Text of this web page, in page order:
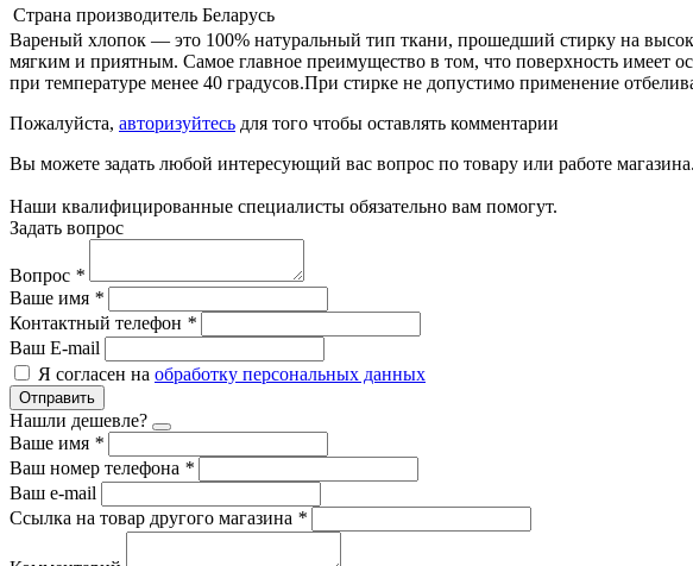
Страна производитель Беларусь
Вареный хлопок — это 100% натуральный тип ткани, прошедший стирку на
мягким и приятным. Самое главное преимущество в том, что поверхность имеет
при температуре менее 40 градусов.При стирке не допустимо применение
Пожалуйста, авторизуйтесь для того чтобы оставлять комментарии
Вы можете задать любой интересующий вас вопрос по товару или работе магазина.
Наши квалифицированные специалисты обязательно вам помогут.
Задать вопрос
Вопрос *
Ваше имя *
Контактный телефон *
Ваш E-mail
Я согласен на обработку персональных данных
Отправить
Нашли дешевле?
Ваше имя *
Ваш номер телефона *
Ваш e-mail
Ссылка на товар другого магазина *